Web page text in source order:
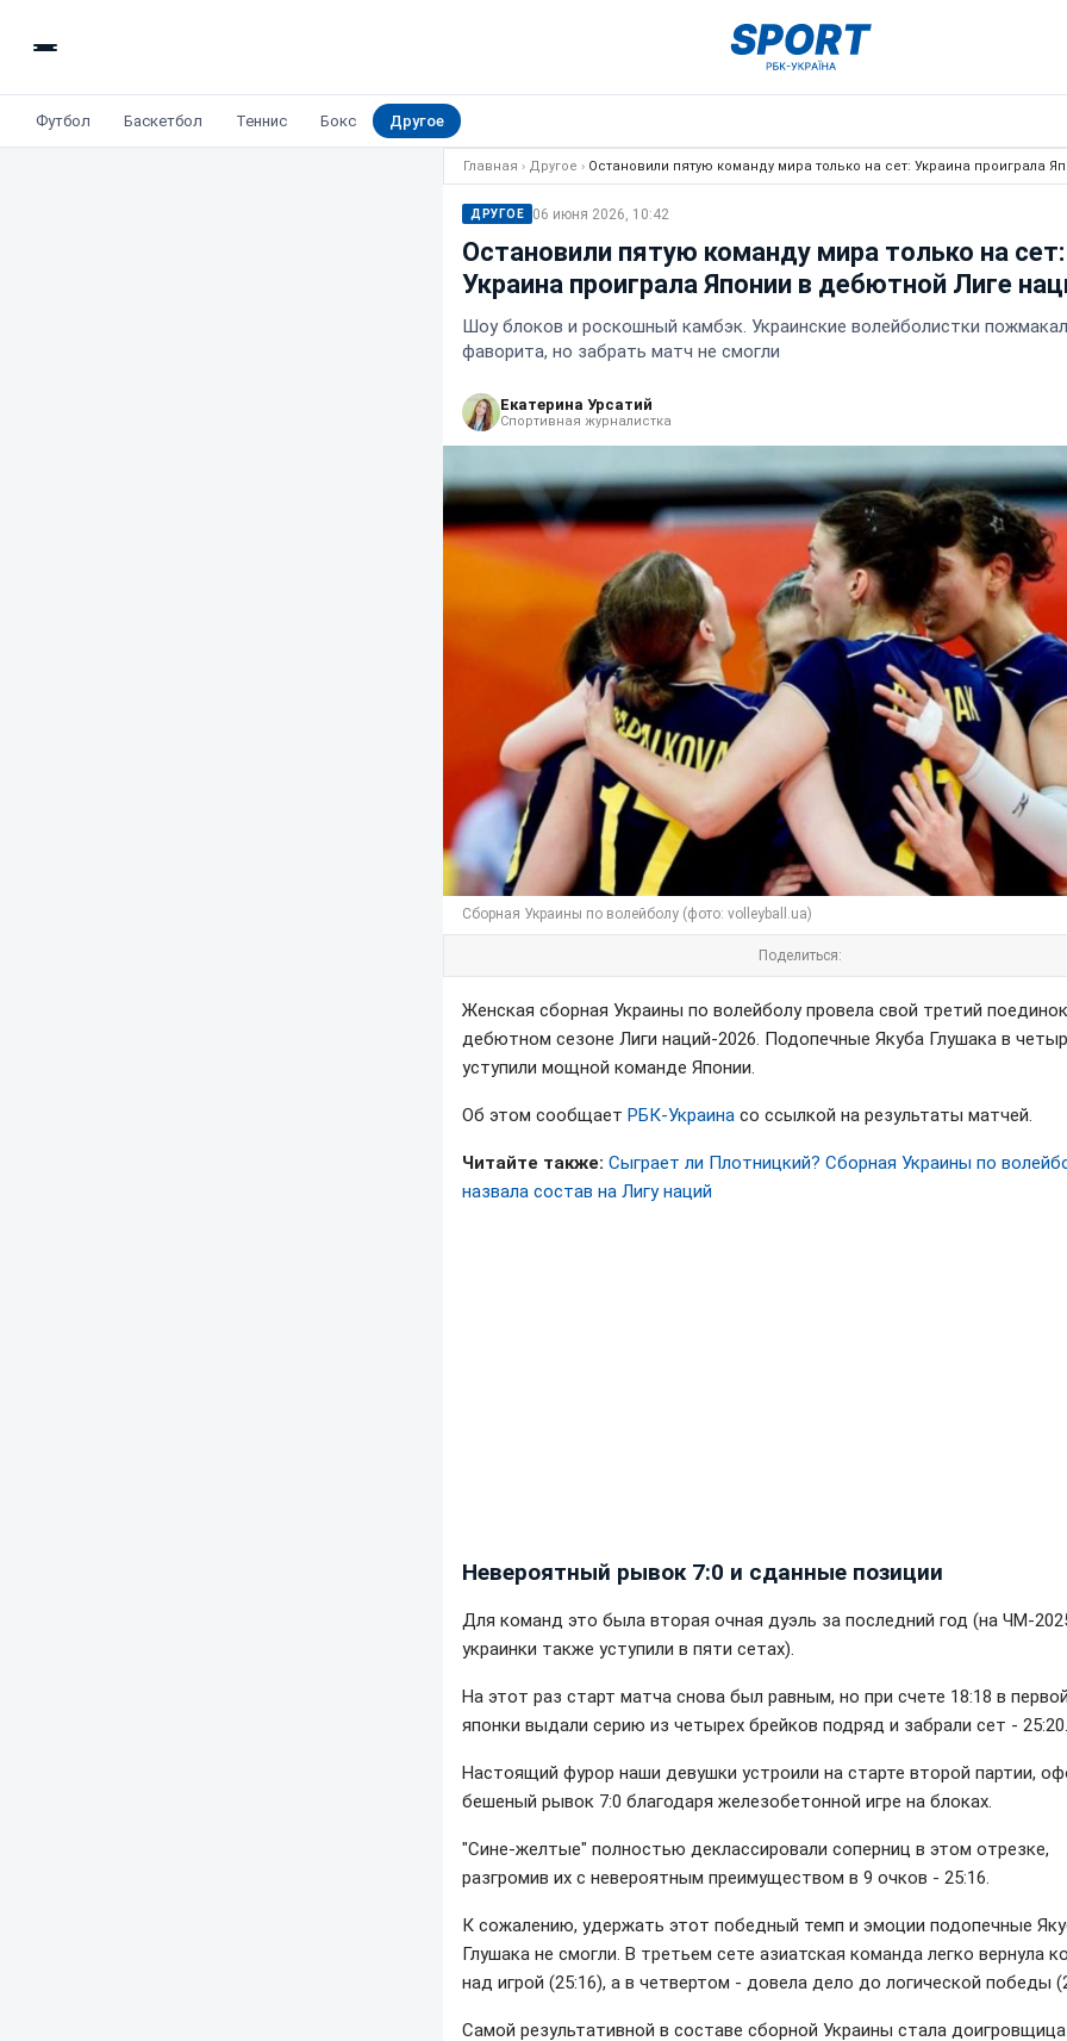
Футбол Баскетбол Теннис Бокс Другое
Главная › Другое › Остановили пятую команду мира только на сет: Украина проиграла
ДРУГОЕ 06 июня 2026, 10:42
Остановили пятую команду мира только на сет:
Украина проиграла Японии в дебютной Лиге
Шоу блоков и роскошный камбэк. Украинские волейболистки
фаворита, но забрать матч не смогли
Екатерина Урсатий
Спортивная журналистка
Сборная Украины по волейболу (фото: volleyball.ua)
Поделиться:
Женская сборная Украины по волейболу провела свой третий
дебютном сезоне Лиги наций-2026. Подопечные Якуба Глушака в
уступили мощной команде Японии.
Об этом сообщает РБК-Украина со ссылкой на результаты матчей.
Читайте также: Сыграет ли Плотницкий? Сборная Украины по
назвала состав на Лигу наций
Невероятный рывок 7:0 и сданные позиции
Для команд это была вторая очная дуэль за последний год (на ЧМ-
украинки также уступили в пяти сетах).
На этот раз старт матча снова был равным, но при счете 18:18 в
японки выдали серию из четырех брейков подряд и забрали сет - 25:20.
Настоящий фурор наши девушки устроили на старте второй партии,
бешеный рывок 7:0 благодаря железобетонной игре на блоках.
"Сине-желтые" полностью деклассировали соперниц в этом отрезке,
разгромив их с невероятным преимуществом в 9 очков - 25:16.
К сожалению, удержать этот победный темп и эмоции подопечные
Глушака не смогли. В третьем сете азиатская команда легко вернула
над игрой (25:16), а в четвертом - довела дело до логической победы
Самой результативной в составе сборной Украины стала доигровщица